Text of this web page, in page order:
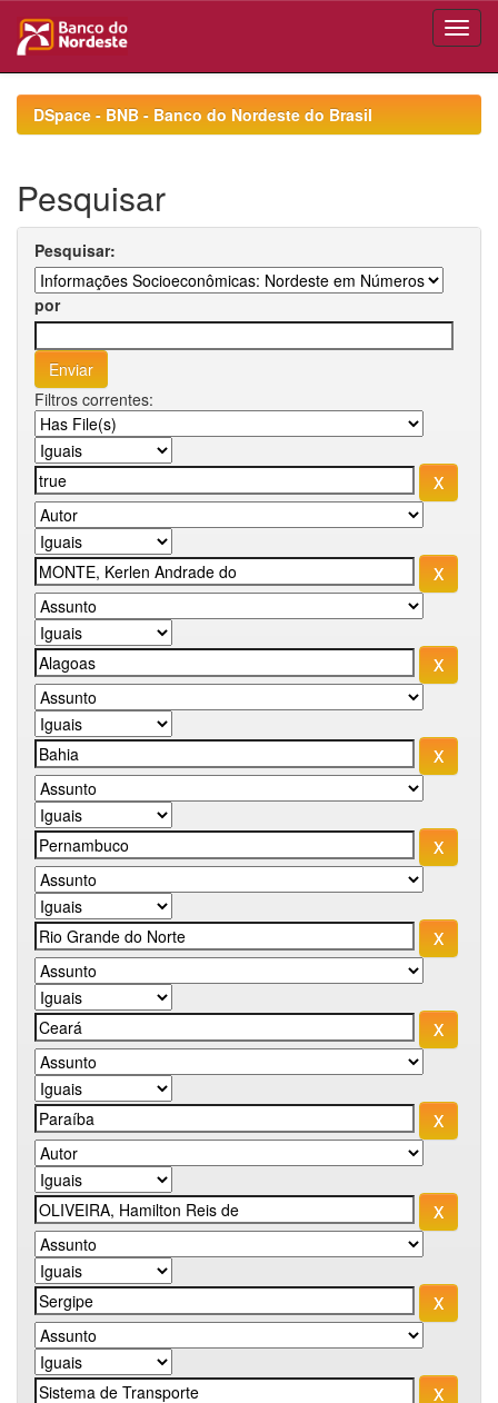
navigationDSpace - BNB - Banco do Nordeste do Brasil
Pesquisar
Pesquisar:
por
Filtros correntes: